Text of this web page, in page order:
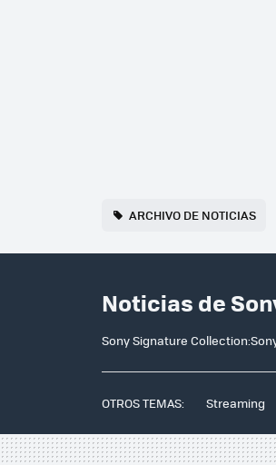
ARCHIVO DE NOTICIAS
Noticias de
Sony Signature
OTROS TEMAS: Streaming